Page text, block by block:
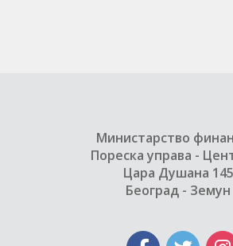
Министарство
Пореска управа -
Цара Душана 145
Београд - Земун